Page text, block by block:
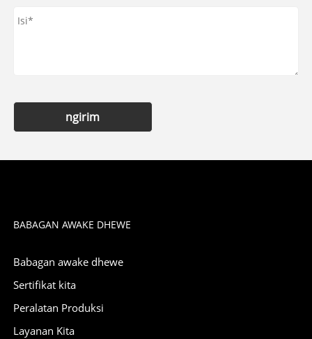
ngirim
BABAGAN AWAKE DHEWE
Babagan awake dhewe
Sertifikat kita
Peralatan Produksi
Layanan Kita